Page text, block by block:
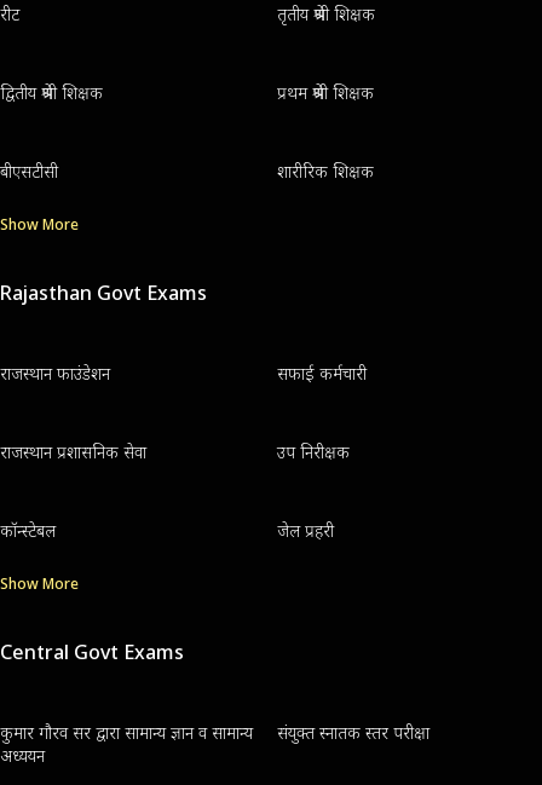
रीट तृतीय श्रेणी शिक्षक
द्वितीय श्रेणी शिक्षक प्रथम श्रेणी शिक्षक
बीएसटीसी शारीरिक शिक्षक
Show More
Rajasthan Govt Exams
राजस्थान फाउंडेशन सफाई कर्मचारी
राजस्थान प्रशासनिक सेवा उप निरीक्षक
कॉन्स्टेबल जेल प्रहरी
Show More
Central Govt Exams
कुमार गौरव सर द्वारा सामान्य ज्ञान व सामान्य
अध्ययन
संयुक्त स्नातक स्तर परीक्षा